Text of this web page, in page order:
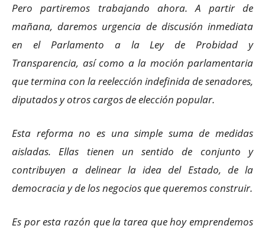
Pero partiremos trabajando ahora. A partir de
mañana, daremos urgencia de discusión inmediata
en el Parlamento a la Ley de Probidad y
Transparencia, así como a la moción parlamentaria
que termina con la reelección indefinida de senadores,
diputados y otros cargos de elección popular.
Esta reforma no es una simple suma de medidas
aisladas. Ellas tienen un sentido de conjunto y
contribuyen a delinear la idea del Estado, de la
democracia y de los negocios que queremos construir.
Es por esta razón que la tarea que hoy emprendemos